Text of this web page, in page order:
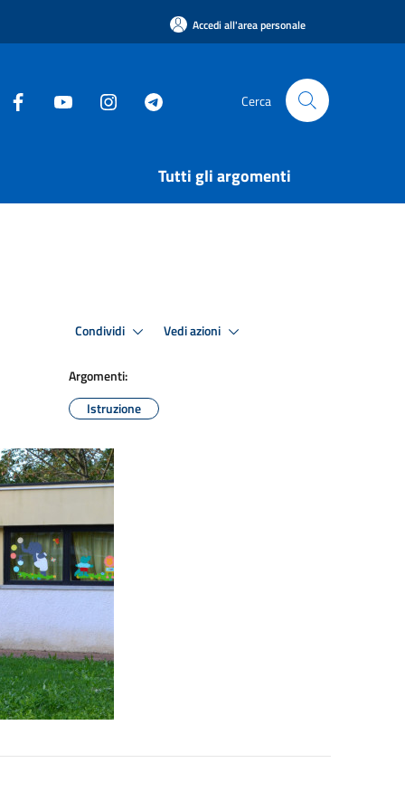
Accedi all'area personale
Cerca
Tutti gli argomenti
Condividi Vedi azioni
Argomenti:
Istruzione